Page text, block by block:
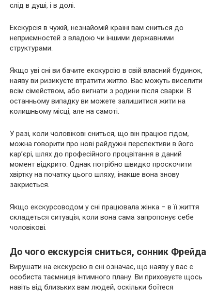
слід в душі, і в долі.
Екскурсія в чужій, незнайомій країні вам сниться до
неприємностей з владою чи іншими державними
структурами.
Якщо уві сні ви бачите екскурсію в свій власний будинок,
наяву ви ризикуєте втратити житло. Вас можуть виселити
всім сімейством, або вигнати з родини після сварки. В
останньому випадку ви можете залишитися жити на
колишньому місці, але на самоті.
У разі, коли чоловікові сниться, що він працює гідом,
можна говорити про нові райдужні перспективи в його
кар’єрі, шлях до професійного процвітання в даний
момент відкрито. Однак потрібно швидко проскочити
хвіртку на початку цього шляху, інакше вона знову
закриється.
Якщо екскурсоводом у сні працювала жінка – в її життя
складеться ситуація, коли вона сама запропонує себе
чоловікові.
До чого екскурсія сниться, сонник Фрейда
Вирушати на екскурсію в сні означає, що наяву у вас є
особиста таємниця інтимного плану. Ви приховуєте щось
навіть від близьких вам людей, оскільки боїтеся